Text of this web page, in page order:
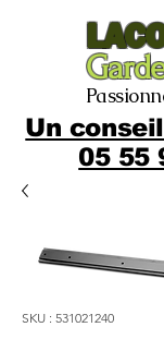
Un
05 55
SKU : 531021240